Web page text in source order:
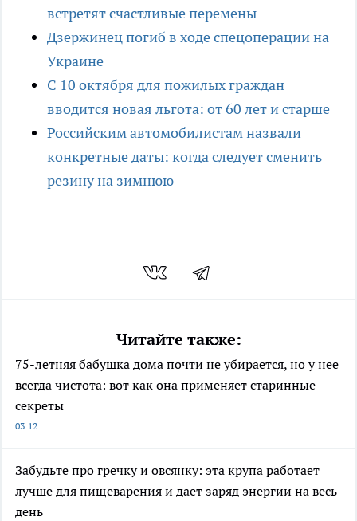
встретят счастливые перемены
Дзержинец погиб в ходе спецоперации на
Украине
С 10 октября для пожилых граждан
вводится новая льгота: от 60 лет и старше
Российским автомобилистам назвали
конкретные даты: когда следует сменить
резину на зимнюю
Читайте также:
75-летняя бабушка дома почти не убирается, но у нее
всегда чистота: вот как она применяет старинные
секреты
03:12
Забудьте про гречку и овсянку: эта крупа работает
лучше для пищеварения и дает заряд энергии на весь
день